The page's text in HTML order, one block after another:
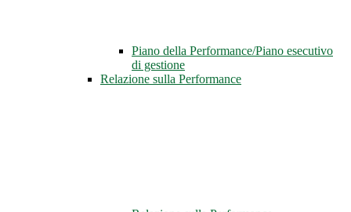
Piano della Performance/Piano esecutivo
di gestione
Relazione sulla Performance